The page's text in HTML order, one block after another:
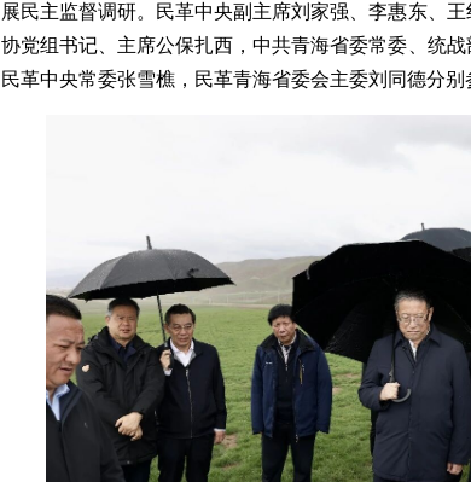
展民主监督调研。民革中央副主席刘家强、李惠东、
协党组书记、主席公保扎西，中共青海省委常委、统
民革中央常委张雪樵，民革青海省委会主委刘同德分别